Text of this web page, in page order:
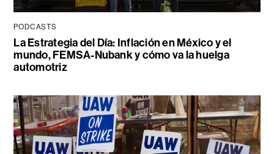
PODCASTS
La Estrategia del Día: Inflación en México y el
mundo, FEMSA-Nubank y cómo va la huelga
automotriz